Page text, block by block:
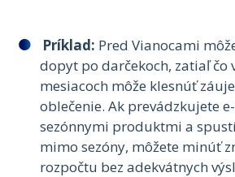
Príklad: Pred Vianocami
dopyt po darčekoch, zatiaľ čo
mesiacoch môže klesnúť
oblečenie. Ak prevádzkujete
sezónnymi produktmi a
mimo sezóny, môžete minúť
rozpočtu bez adekvátnych